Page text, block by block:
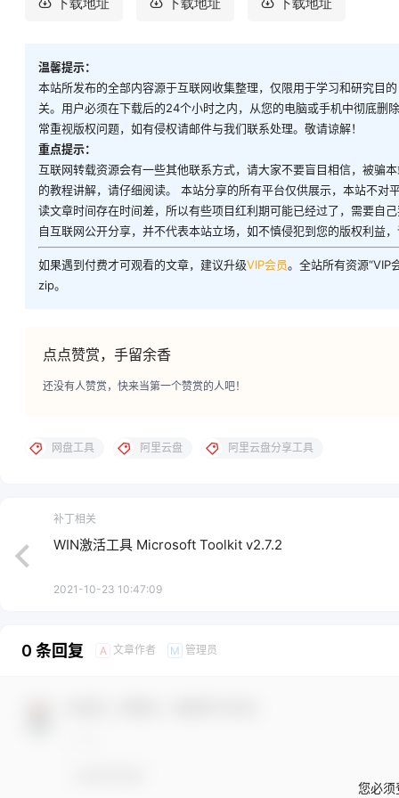
下载地址 下载地址 下载地址
温馨提示：
本站所发布的全部内容源于互联网收集整理，仅限用于学习和研究目
关。用户必须在下载后的24个小时之内，从您的电脑或手机中彻底删
常重视版权问题，如有侵权请邮件与我们联系处理。敬请谅解！
重点提示：
互联网转载资源会有一些其他联系方式，请大家不要盲目相信，被骗
的教程讲解，请仔细阅读。 本站分享的所有平台仅供展示，本站不
读文章时间存在时间差，所以有些项目红利期可能已经过了，需要自
自互联网公开分享，并不代表本站立场，如不慎侵犯到您的版权利益
如果遇到付费才可观看的文章，建议升级VIP会员。全站所有资源“VIP
zip。
点点赞赏，手留余香
还没有人赞赏，快来当第一个赞赏的人吧！
网盘工具 阿里云盘 阿里云盘分享工具
补丁相关
WIN激活工具 Microsoft Toolkit v2.7.2
2021-10-23 10:47:09
0 条回复 A 文章作者 M 管理员
您必须